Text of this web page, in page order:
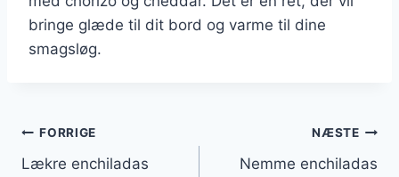
bringe glæde til dit bord og varme til dine
smagsløg.
Indlægsnavigation
FORRIGE
Lækre enchiladas
NÆSTE
Nemme enchiladas